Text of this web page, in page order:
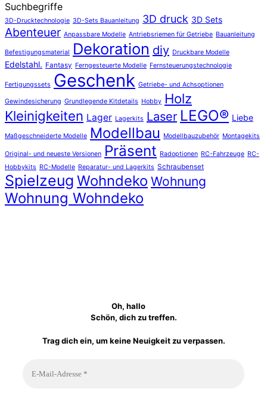
Suchbegriffe
3D-Drucktechnologie 3D-Sets Bauanleitung 3D druck 3D Sets
Abenteuer Anpassbare Modelle Antriebsriemen für Getriebe Bauanleitung
Befestigungsmaterial Dekoration diy Druckbare Modelle
Edelstahl. Fantasy Ferngesteuerte Modelle Fernsteuerungstechnologie
Fertigungssets Geschenk Getriebe- und Achsoptionen
Gewindesicherung Grundlegende Kitdetails Hobby Holz
Kleinigkeiten Lager Lagerkits Laser LEGO® Liebe
Maßgeschneiderte Modelle Modellbau Modellbauzubehör Montagekits
Original- und neueste Versionen Präsent Radoptionen RC-Fahrzeuge RC-
Hobbykits RC-Modelle Reparatur- und Lagerkits Schraubenset
Spielzeug Wohndeko Wohnung
Wohnung Wohndeko
Oh, hallo
Schön, dich zu treffen.
Trag dich ein, um keine Neuigkeit zu verpassen.